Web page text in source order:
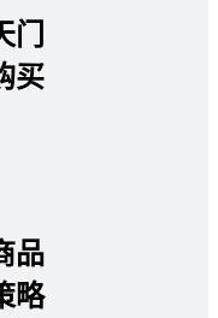
买
品
略